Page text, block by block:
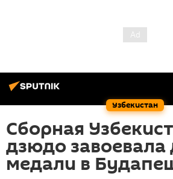
Узбекистан
Сборная
дзюдо завоевала
медали в